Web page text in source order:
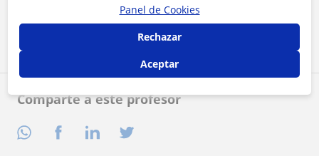
Comparte a este profesor
Contactar ahora
Panel de Cookies
Rechazar
Aceptar